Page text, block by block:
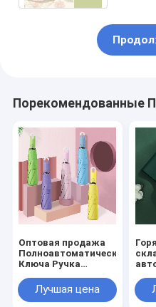
Порекомендованные
Оптовая продажа
Полноавтоматическая
Ключа Ручка
Многоцветная
Зонтик Dropship
Лучшая цена